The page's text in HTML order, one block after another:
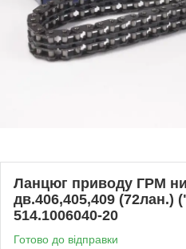
Ланцюг приводу ГРМ
дв.406,405,409 (72лан.)
514.1006040-20
Готово до відправки